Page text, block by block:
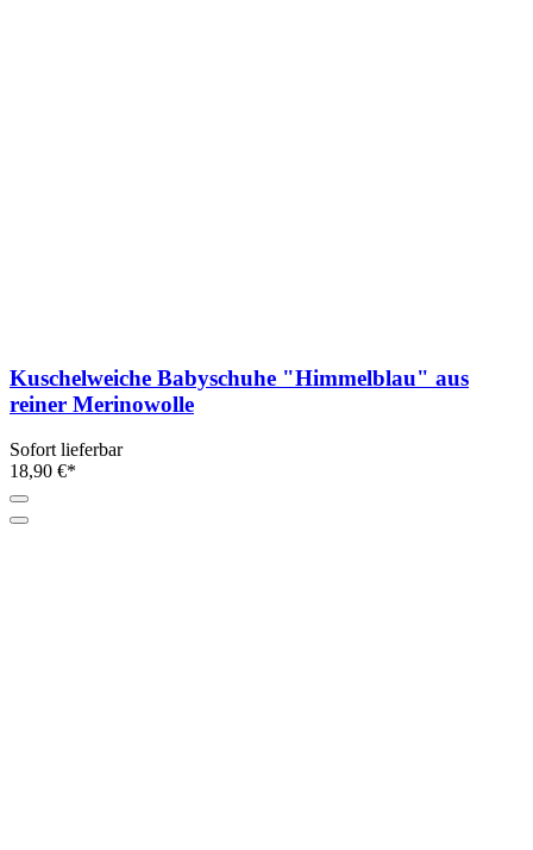
Kuschelweiche Babyschuhe "Himmelblau" aus
reiner Merinowolle
Sofort lieferbar
18,90 €*